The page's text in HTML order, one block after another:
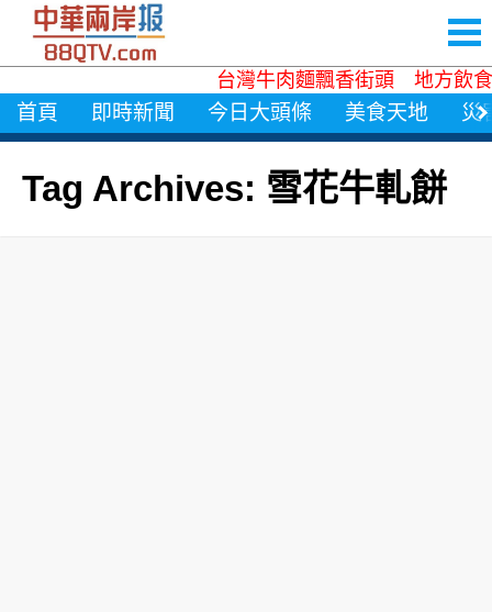
台灣牛肉麵飄香街頭 地方飲
首頁 即時新聞 今日大頭條 美食天地 災
Tag Archives: 雪花牛軋餅